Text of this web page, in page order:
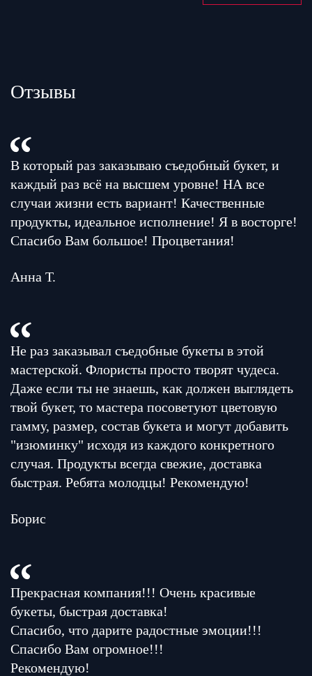
Отзывы
В который раз заказываю съедобный букет, и
каждый раз всё на высшем уровне! НА все
случаи жизни есть вариант! Качественные
продукты, идеальное исполнение! Я в восторге!
Спасибо Вам большое! Процветания!
Анна Т.
Не раз заказывал съедобные букеты в этой
мастерской. Флористы просто творят чудеса.
Даже если ты не знаешь, как должен выглядеть
твой букет, то мастера посоветуют цветовую
гамму, размер, состав букета и могут добавить
"изюминку" исходя из каждого конкретного
случая. Продукты всегда свежие, доставка
быстрая. Ребята молодцы! Рекомендую!
Борис
Прекрасная компания!!! Очень красивые
букеты, быстрая доставка!
Спасибо, что дарите радостные эмоции!!!
Спасибо Вам огромное!!!
Рекомендую!